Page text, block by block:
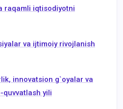
raqamli iqtisodiyotni
va ijtimoiy rivojlanish
innovatsion g`oyalar va
yili